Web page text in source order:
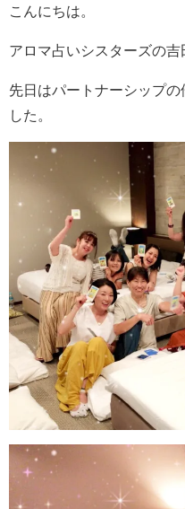
こんにちは。
アロマ占いシスターズの吉
先日はパートナーシップ
した。